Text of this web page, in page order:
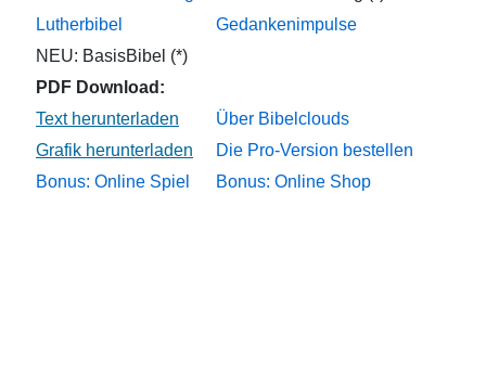
Lutherbibel
Gedankenimpulse
NEU: BasisBibel (*)
PDF Download:
Über Bibelclouds
Die Pro-Version bestellen
Bonus: Online Spiel
Bonus: Online Shop